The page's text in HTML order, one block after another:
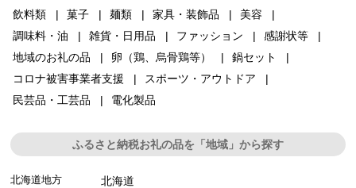
飲料類
菓子 麺類 家具・装飾品
美容
調味料・油
雑貨・日用品 ファッション
感謝状等
地域のお礼の品
卵（鶏、烏骨鶏等）
鍋セット
コロナ被害事業者支援
スポーツ・アウトドア
民芸品・工芸品
電化製品
ふるさと納税お礼の品を「地域」から探す
北海道地方 北海道